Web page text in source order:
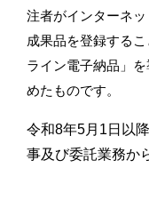
注者がインターネ
成果品を登録するこ
ライン電子納品」
めたものです。
令和8年5月1日以
事及び委託業務か